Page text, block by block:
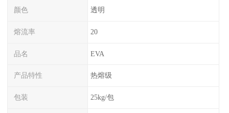
颜色 透明
熔流率 20
品名 EVA
产品特性 热熔级
包装 25kg/包